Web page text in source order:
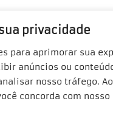
privacidade
para aprimorar sua
anúncios ou
nosso tráfego.
concorda com nosso